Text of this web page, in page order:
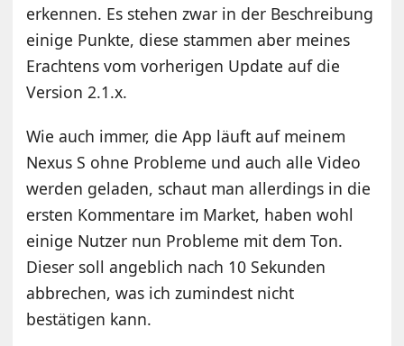
erkennen. Es stehen zwar in der Beschreibung
einige Punkte, diese stammen aber meines
Erachtens vom vorherigen Update auf die
Version 2.1.x.
Wie auch immer, die App läuft auf meinem
Nexus S ohne Probleme und auch alle Video
werden geladen, schaut man allerdings in die
ersten Kommentare im Market, haben wohl
einige Nutzer nun Probleme mit dem Ton.
Dieser soll angeblich nach 10 Sekunden
abbrechen, was ich zumindest nicht
bestätigen kann.